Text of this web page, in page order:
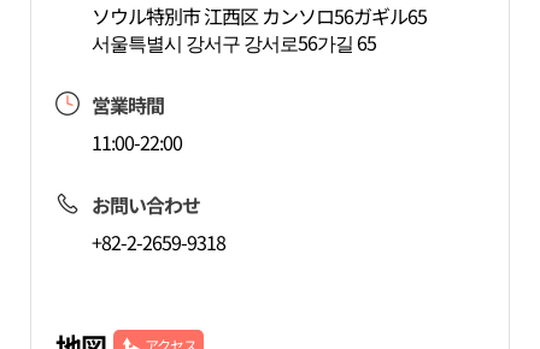
ソウル特別市 江西区 カンソロ56ガギル65
서울특별시 강서구 강서로56가길 65
営業時間
11:00-22:00
お問い合わせ
+82-2-2659-9318
アクセス